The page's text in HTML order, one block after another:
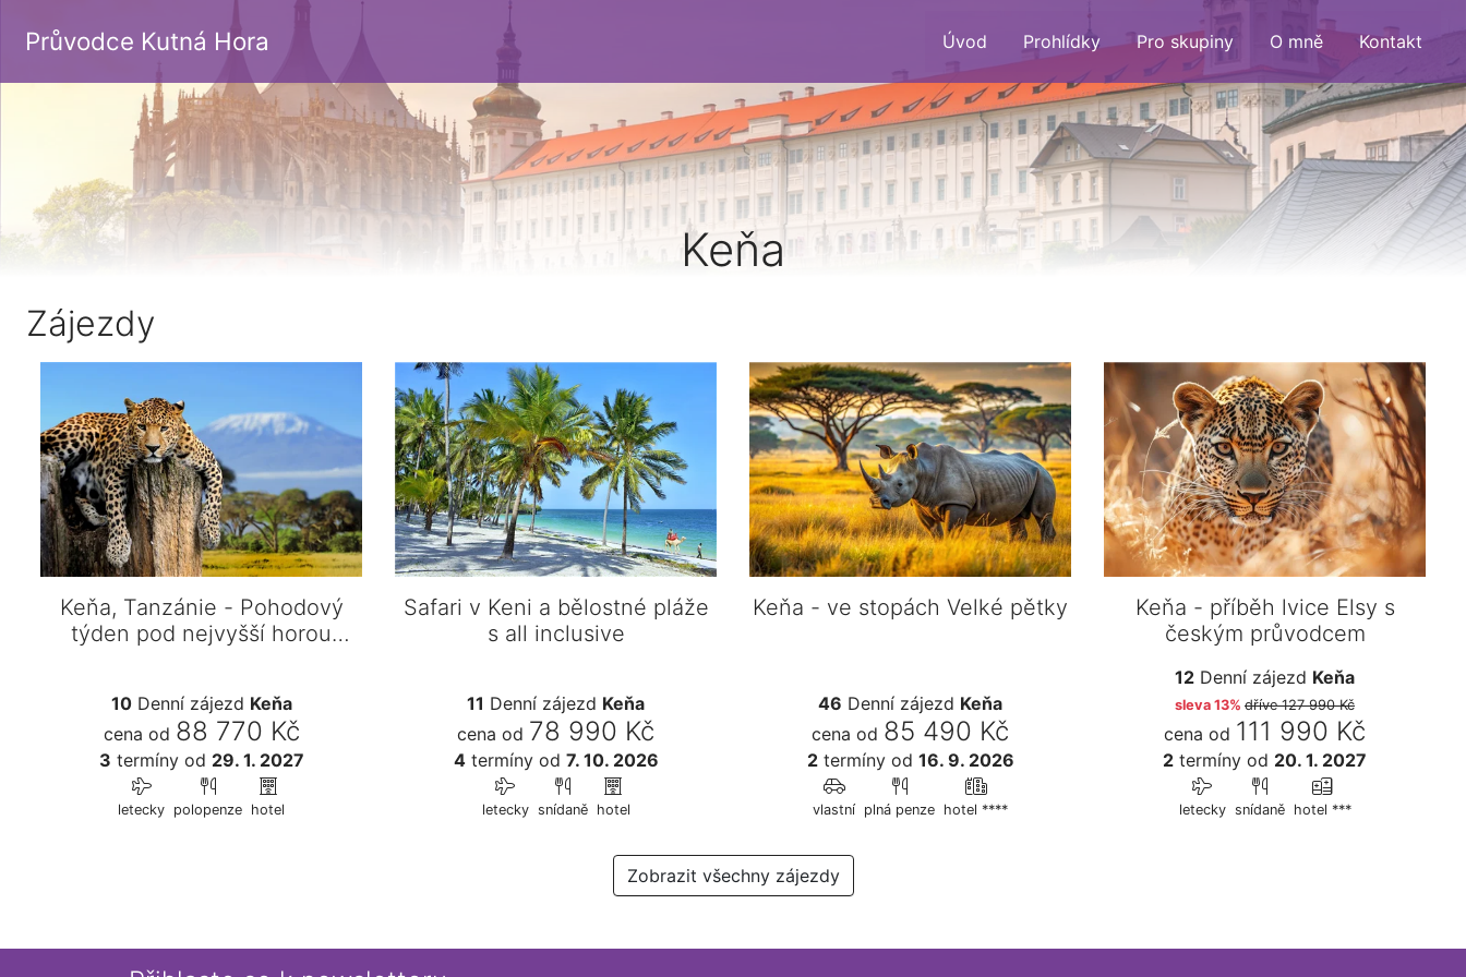
Průvodce Kutná Hora Úvod Prohlídky Pro skupiny O mně Kontakt
Keňa
Zájezdy
Keňa, Tanzánie - Pohodový
týden pod nejvyšší horou
10Denní zájezd Keňa
cena od 88 770 Kč
3 termínyod 29. 1. 2027
letecky polopenze hotel
Safari v Keni a bělostné pláže
s all inclusive
11 Denní zájezd Keňa
cena od 78 990 Kč
4termínyod 7. 10. 2026
letecky snídaně hotel
Keňa - ve stopách Velké pětky
46 Denní zájezd Keňa
cena od 85 490 Kč
2termínyod 16. 9. 2026
vlastní plná penze hotel ****
Keňa - příběh lvice Elsy s
českým průvodcem
12 Denní zájezd Keňa
sleva 13% dříve127 990 Kč
cena od 111 990 Kč
2 termíny od 20. 1. 2027
letecky snídaně hotel ***
Zobrazit všechny zájezdy